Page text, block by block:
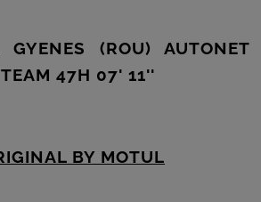
(ROU) AUTONET
47H 07' 11''
BY MOTUL